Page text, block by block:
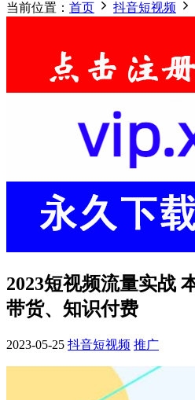
当前位置： 首页 抖音短视频
2023短视频流量实战
带货、知识付费
2023-05-25 抖音短视频 推广